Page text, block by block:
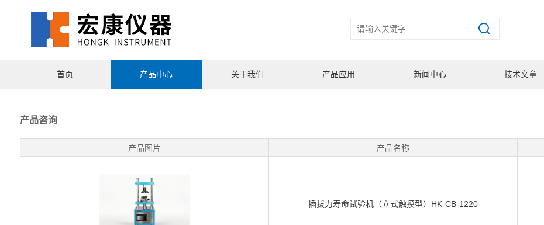
首页 产品中心 关于我们 产品应用 新闻中心 技术文章
产品咨询
产品图片 产品名称
插拔力寿命试验机（立式触摸型）HK-CB-1220